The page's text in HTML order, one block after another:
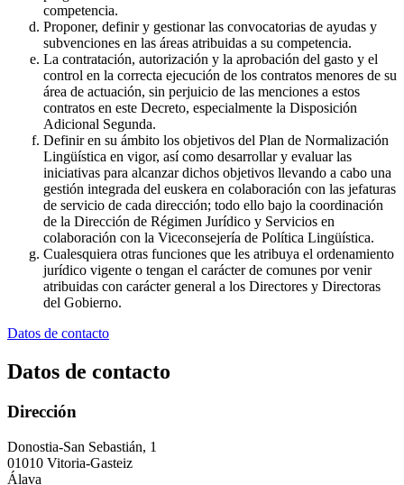
competencia.
Proponer, definir y gestionar las convocatorias de ayudas y
subvenciones en las áreas atribuidas a su competencia.
La contratación, autorización y la aprobación del gasto y el
control en la correcta ejecución de los contratos menores de su
área de actuación, sin perjuicio de las menciones a estos
contratos en este Decreto, especialmente la Disposición
Adicional Segunda.
Definir en su ámbito los objetivos del Plan de Normalización
Lingüística en vigor, así como desarrollar y evaluar las
iniciativas para alcanzar dichos objetivos llevando a cabo una
gestión integrada del euskera en colaboración con las jefaturas
de servicio de cada dirección; todo ello bajo la coordinación
de la Dirección de Régimen Jurídico y Servicios en
colaboración con la Viceconsejería de Política Lingüística.
Cualesquiera otras funciones que les atribuya el ordenamiento
jurídico vigente o tengan el carácter de comunes por venir
atribuidas con carácter general a los Directores y Directoras
del Gobierno.
Datos de contacto
Datos de contacto
Dirección
Donostia-San Sebastián, 1
01010 Vitoria-Gasteiz
Álava